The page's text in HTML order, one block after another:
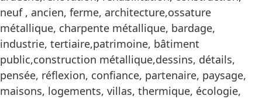
neuf , ancien, ferme, architecture,ossature
métallique, charpente métallique, bardage,
industrie, tertiaire,patrimoine, bâtiment
public,construction métallique,dessins, détails,
pensée, réflexion, confiance, partenaire, paysage,
maisons, logements, villas, thermique, écologie,